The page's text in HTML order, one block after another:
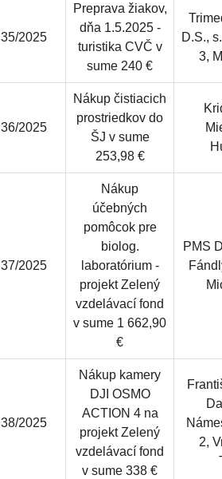
35/2025
Preprava žiakov,
dňa 1.5.2025 -
turistika CVČ v
sume 240 €
D.S.,
3,
36/2025
Nákup čistiacich
prostriedkov do
ŠJ v sume
253,98 €
37/2025
Nákup
účebných
pomôcok pre
biolog.
laboratórium -
projekt Zelený
vzdelávací fond
v sume 1 662,90
€
PMS
38/2025
Nákup kamery
DJI OSMO
ACTION 4 na
projekt Zelený
vzdelávací fond
v sume 338 €
2,